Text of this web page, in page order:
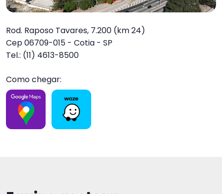
Rod. Raposo Tavares, 7.200 (km 24)
Cep 06709-015 - Cotia - SP
Tel.: (11) 4613-8500
Como chegar: